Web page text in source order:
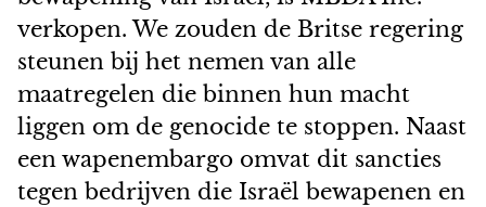
verkopen. We zouden de Britse regering
steunen bij het nemen van alle
maatregelen die binnen hun macht
liggen om de genocide te stoppen. Naast
een wapenembargo omvat dit sancties
tegen bedrijven die Israël bewapenen en